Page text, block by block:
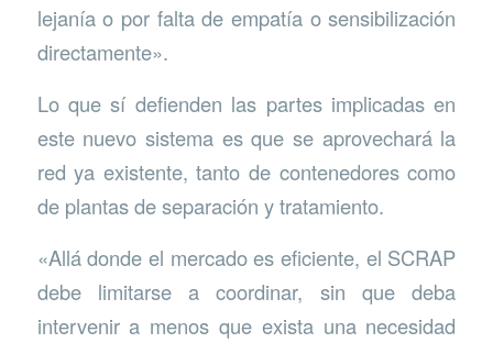
lejanía o por falta de empatía o sensibilización
directamente».
Lo que sí defienden las partes implicadas en
este nuevo sistema es que se aprovechará la
red ya existente, tanto de contenedores como
de plantas de separación y tratamiento.
«Allá donde el mercado es eficiente, el SCRAP
debe limitarse a coordinar, sin que deba
intervenir a menos que exista una necesidad